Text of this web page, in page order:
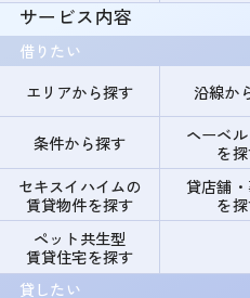
サービス内容
借りたい
エリアから探す
沿線か
条件から探す
ヘーベ
を
セキスイハイムの
賃貸物件を探す
貸店舗
を
ペット共生型
賃貸住宅を探す
貸したい